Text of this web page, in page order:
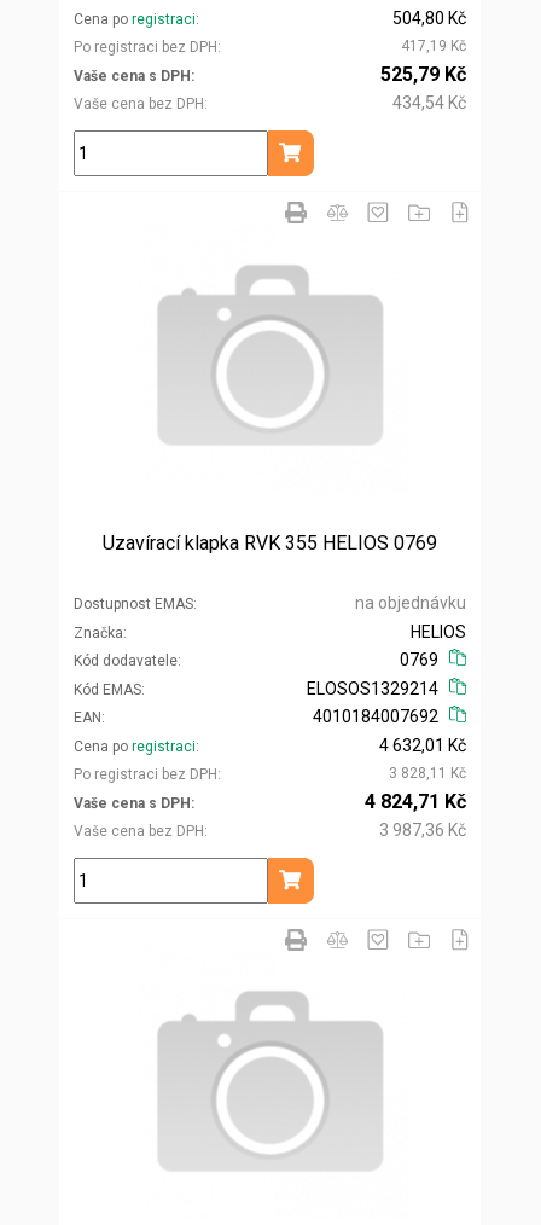
Cena po registraci
Po registraci bez DPH
504,80 Kč
417,19 Kč
Vaše cena s DPH
Vaše cena bez DPH
525,79 Kč
434,54 Kč
ks
Přidat do košíku
Uzavírací klapka RVK 355 HELIOS 0769
Dostupnost EMAS na objednávku
Značka
Kód dodavatele
HELIOS
0769
Kód EMAS
EAN
ELOSOS1329214
4010184007692
Cena po registraci
Po registraci bez DPH
4 632,01 Kč
3 828,11 Kč
Vaše cena s DPH
Vaše cena bez DPH
4 824,71 Kč
3 987,36 Kč
ks
Přidat do košíku